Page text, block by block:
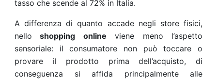
tasso che scende al 72% in Italia.
A differenza di quanto accade negli store fisici,
nello shopping online viene meno l’aspetto
sensoriale: il consumatore non può toccare o
provare il prodotto prima dell’acquisto, di
conseguenza si affida principalmente alle